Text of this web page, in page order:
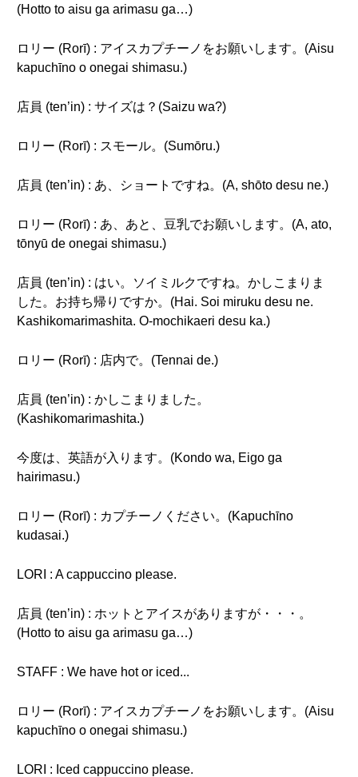
(Hotto to aisu ga arimasu ga…)
ロリー (Rorī) : アイスカプチーノをお願いします。(Aisu
kapuchīno o onegai shimasu.)
店員 (ten’in) : サイズは？(Saizu wa?)
ロリー (Rorī) : スモール。(Sumōru.)
店員 (ten’in) : あ、ショートですね。(A, shōto desu ne.)
ロリー (Rorī) : あ、あと、豆乳でお願いします。(A, ato,
tōnyū de onegai shimasu.)
店員 (ten’in) : はい。ソイミルクですね。かしこまりま
した。お持ち帰りですか。(Hai. Soi miruku desu ne.
Kashikomarimashita. O-mochikaeri desu ka.)
ロリー (Rorī) : 店内で。(Tennai de.)
店員 (ten’in) : かしこまりました。
(Kashikomarimashita.)
今度は、英語が入ります。(Kondo wa, Eigo ga
hairimasu.)
ロリー (Rorī) : カプチーノください。(Kapuchīno
kudasai.)
LORI : A cappuccino please.
店員 (ten’in) : ホットとアイスがありますが・・・。
(Hotto to aisu ga arimasu ga…)
STAFF : We have hot or iced...
ロリー (Rorī) : アイスカプチーノをお願いします。(Aisu
kapuchīno o onegai shimasu.)
LORI : Iced cappuccino please.